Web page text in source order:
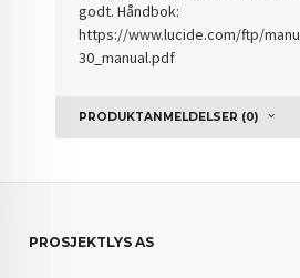
godt. Håndbok:
https://www.lucide.com/ftp/
30_manual.pdf
PRODUKTANMELDELSER (0)
PROSJEKTLYS AS